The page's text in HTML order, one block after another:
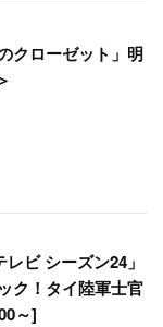
クローゼット」明
ビ シーズン24」
ク！タイ陸軍士官
～]